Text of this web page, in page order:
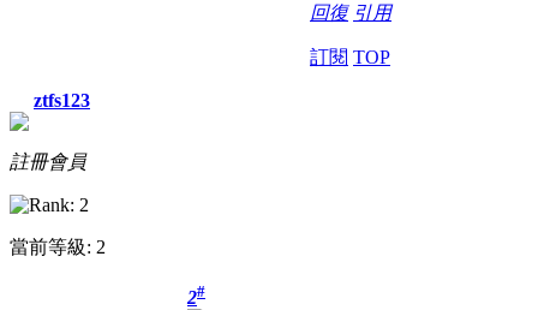
回復 引用
訂閱 TOP
ztfs123
註冊會員
當前等級: 2
2#